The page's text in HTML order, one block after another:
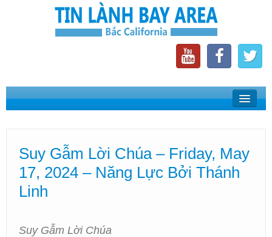
Home
Phát Thanh Tin Lành Bay Area
Các Hội Thánh Bắc California
Suy Gẫm Lời Chúa – Friday, May
17, 2024 – Năng Lực Bởi Thánh
Linh
Suy Gẫm Lời Chúa